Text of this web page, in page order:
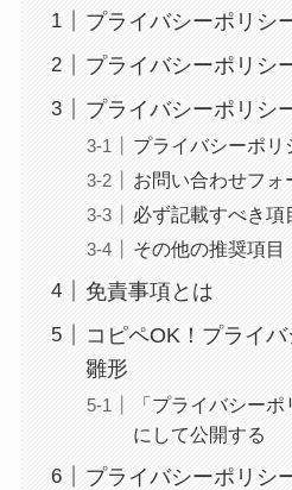
プライバシーポリシ
プライバシーポリシ
プライバシーポリシ
プライバシーポリ
お問い合わせフォ
必ず記載すべき項
その他の推奨項目
免責事項とは
コピペOK！プライ
雛形
「プライバシー
にして公開する
プライバシーポリシ